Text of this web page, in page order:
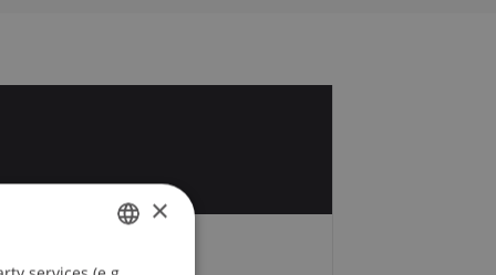
GERMAN
×